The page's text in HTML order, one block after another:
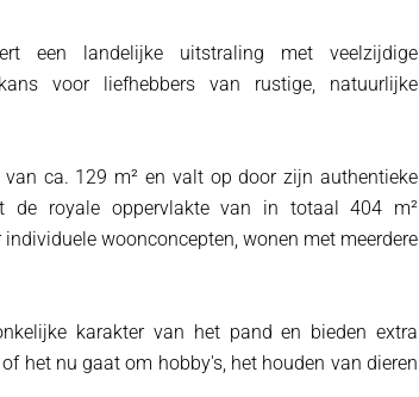
een landelijke uitstraling met veelzijdige
voor liefhebbers van rustige, natuurlijke
ca. 129 m² en valt op door zijn authentieke
de royale oppervlakte van in totaal 404 m²
woonconcepten, wonen met meerdere
karakter van het pand en bieden extra
het nu gaat om hobby's, het houden van dieren